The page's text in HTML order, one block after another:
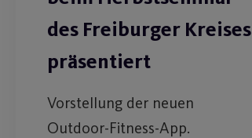
des Freiburger Kreises
präsentiert
Vorstellung der neuen
Outdoor-Fitness-App.